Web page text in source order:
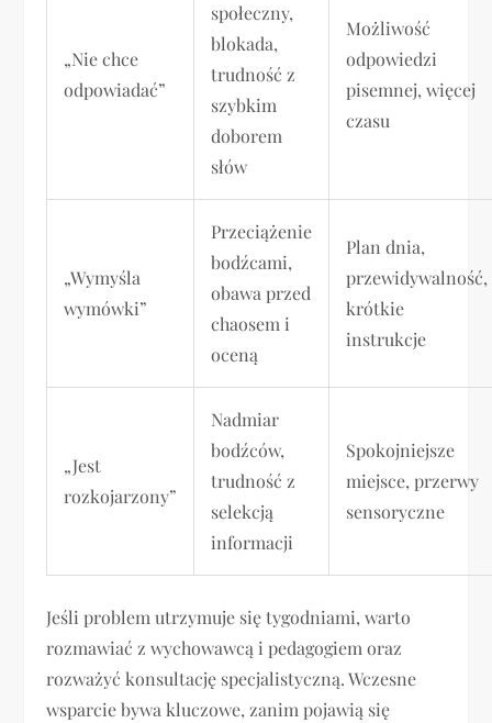
„Nie chce
odpowiadać”
społeczny,
blokada,
trudność z
szybkim
doborem
słów
Możliwość
odpowiedzi
pisemnej, więcej
czasu
„Wymyśla
wymówki”
Przeciążenie
bodźcami,
obawa przed
chaosem i
oceną
Plan dnia,
przewidywalność,
krótkie
instrukcje
„Jest
rozkojarzony”
Nadmiar
bodźców,
trudność z
selekcją
informacji
Spokojniejsze
miejsce, przerwy
sensoryczne
Jeśli problem utrzymuje się tygodniami, warto
rozmawiać z wychowawcą i pedagogiem oraz
rozważyć konsultację specjalistyczną. Wczesne
wsparcie bywa kluczowe, zanim pojawią się